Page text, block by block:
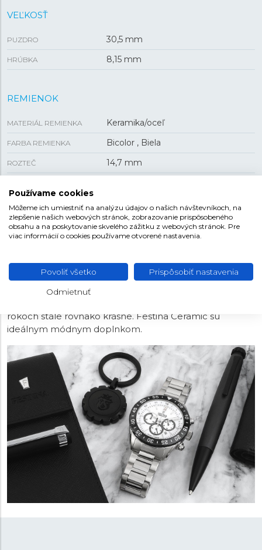
VEĽKOSŤ
PUZDRO 30,5 mm
HRÚBKA 8,15 mm
REMIENOK
MATERIÁL REMIENKA Keramika/oceľ
FARBA REMIENKA Bicolor , Biela
ROZTEČ 14,7 mm
FESTINA CERAMIC
použitiu keramiky v lunete alebo článkoch ťahu.
Keramika vyniká nielen svojim vzhľadom, ale najviac
špecifickou vlastnosťou je, že ju nepoškriabete. A práve
rokoch stále rovnako krásne. Festina Ceramic sú
ideálnym módnym doplnkom.
Používame cookies
Môžeme ich umiestniť na analýzu údajov o našich návštevníkoch, na
zlepšenie našich webových stránok, zobrazovanie prispôsobeného
obsahu a na poskytovanie skvelého zážitku z webových stránok. Pre
viac informácií o cookies používame otvorené nastavenia.
Povoliť všetko Prispôsobiť nastavenia
Odmietnuť